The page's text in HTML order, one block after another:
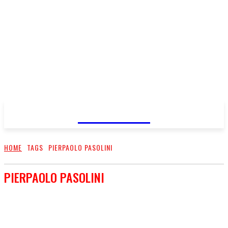
HOME TAGS PIERPAOLO PASOLINI
PIERPAOLO PASOLINI